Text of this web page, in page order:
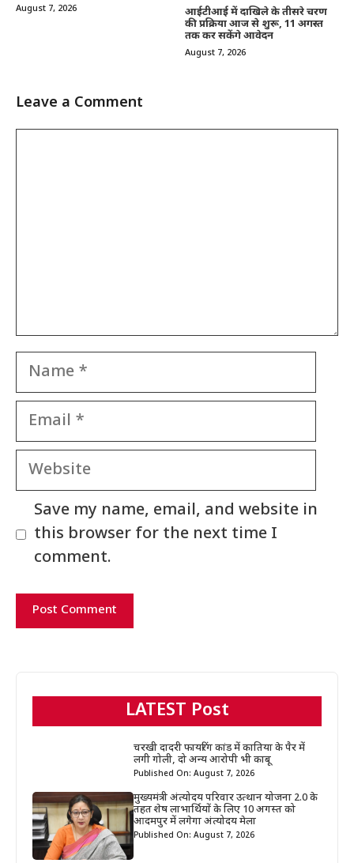
August 7, 2026
आईटीआई में दाखिले के तीसरे चरण
की प्रक्रिया आज से शुरू, 11 अगस्त
तक कर सकेंगे आवेदन
August 7, 2026
Leave a Comment
Name
Email
Website
Save my name, email, and website in
this browser for the next time I
comment.
LATEST Post
चरखी दादरी फायरिंग कांड में कातिया के पैर में
लगी गोली, दो अन्य आरोपी भी काबू
Published On: August 7, 2026
मुख्यमंत्री अंत्योदय परिवार उत्थान योजना 2.0 के
तहत शेष लाभार्थियों के लिए 10 अगस्त को
आदमपुर में लगेगा अंत्योदय मेला
Published On: August 7, 2026